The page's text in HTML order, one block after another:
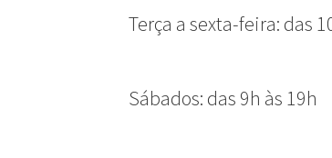
Terça a sexta-feira: das
Sábados: das 9h às 19h